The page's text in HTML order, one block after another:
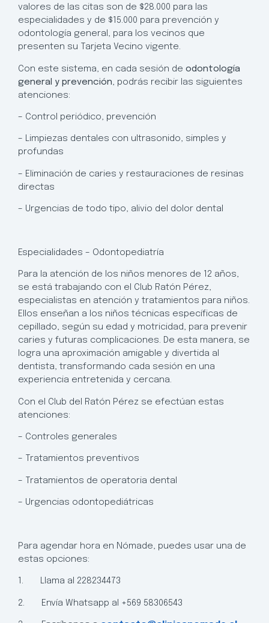
valores de las citas son de $28.000 para las
especialidades y de $15.000 para prevención y
odontología general, para los vecinos que
presenten su Tarjeta Vecino vigente.
Con este sistema, en cada sesión de odontología
general y prevención, podrás recibir las siguientes
atenciones:
– Control periódico, prevención
– Limpiezas dentales con ultrasonido, simples y
profundas
– Eliminación de caries y restauraciones de resinas
directas
– Urgencias de todo tipo, alivio del dolor dental
Especialidades – Odontopediatría
Para la atención de los niños menores de 12 años,
se está trabajando con el Club Ratón Pérez,
especialistas en atención y tratamientos para niños.
Ellos enseñan a los niños técnicas específicas de
cepillado, según su edad y motricidad, para prevenir
caries y futuras complicaciones. De esta manera, se
logra una aproximación amigable y divertida al
dentista, transformando cada sesión en una
experiencia entretenida y cercana.
Con el Club del Ratón Pérez se efectúan estas
atenciones:
– Controles generales
– Tratamientos preventivos
– Tratamientos de operatoria dental
– Urgencias odontopediátricas
Para agendar hora en Nómade, puedes usar una de
estas opciones:
1. Llama al 228234473
2. Envía Whatsapp al +569 58306543